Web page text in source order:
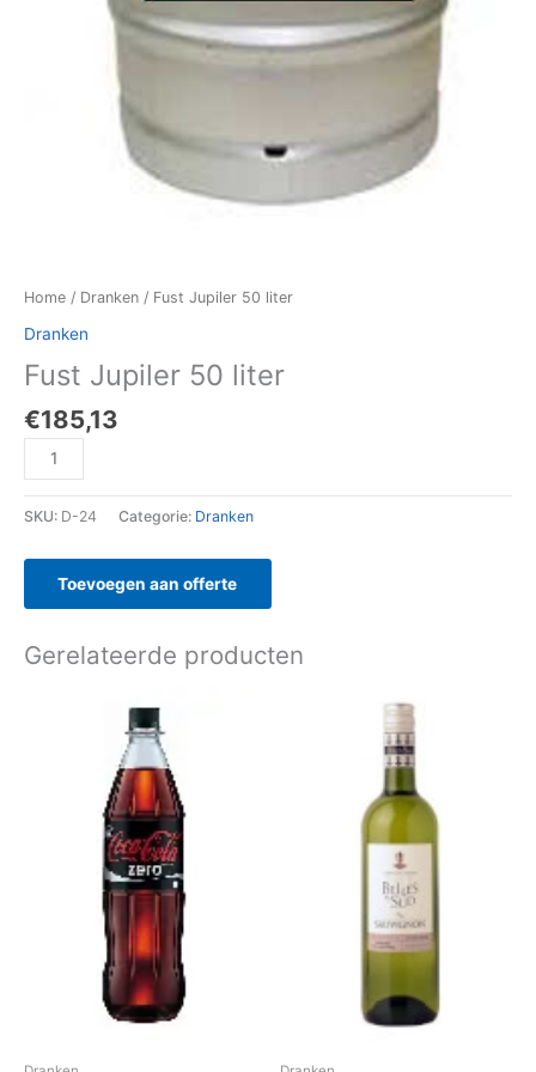
Home / Dranken / Fust Jupiler 50 liter
Dranken
Fust Jupiler 50 liter
€185,13
SKU: D-24 Categorie: Dranken
Toevoegen aan offerte
Gerelateerde producten